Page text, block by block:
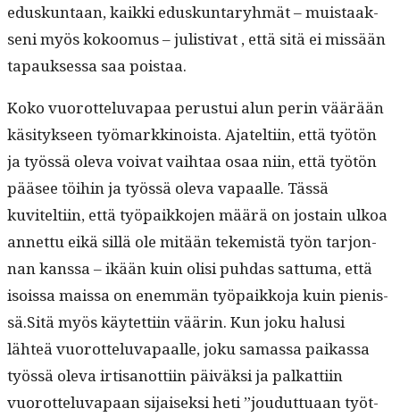
eduskun­taan, kaik­ki eduskun­taryh­mät – muis­taak­
seni myös kokoomus – julis­ti­vat , että sitä ei mis­sään
tapauk­ses­sa saa poistaa.
Koko vuorot­telu­va­paa perus­tui alun perin väärään
käsi­tyk­seen työ­markki­noista. Ajatelti­in, että työtön
ja työssä ole­va voivat vai­h­taa osaa niin, että työtön
pääsee töi­hin ja työssä ole­va vapaalle. Tässä
kuvitelti­in, että työ­paikko­jen määrä on jostain ulkoa
annet­tu eikä sil­lä ole mitään tekemistä työn tar­jon­
nan kanssa – ikään kuin olisi puh­das sat­tuma, että
isois­sa mais­sa on enem­män työ­paikko­ja kuin pienis­
sä.Sitä myös käytet­ti­in väärin. Kun joku halusi
lähteä vuorot­telu­va­paalle, joku samas­sa paikas­sa
työssä ole­va irti­san­ot­ti­in päiväk­si ja palkat­ti­in
vuorot­telu­va­paan sijaisek­si heti ”joudut­tuaan työt­